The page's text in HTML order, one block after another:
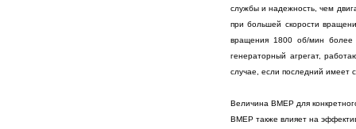
службы и надежность, чем
при большей скорости
вращения 1800 об/мин более
генераторный агрегат,
случае, если последний имеет
Величина ВМЕР для
ВМЕР также влияет на